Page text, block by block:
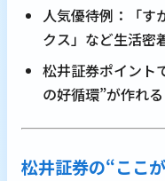
人気優待例：「す
クス」など生活密
松井証券ポイント
の好循環”が作れる
松井証券の“ここ